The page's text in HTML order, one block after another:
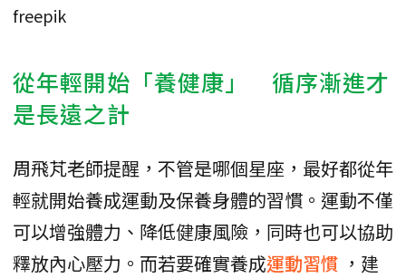
freepik
從年輕開始「養健康」 循序漸進才
是長遠之計
周飛芃老師提醒，不管是哪個星座，最好都從年
輕就開始養成運動及保養身體的習慣。運動不僅
可以增強體力、降低健康風險，同時也可以協助
釋放內心壓力。而若要確實養成運動習慣 ，建